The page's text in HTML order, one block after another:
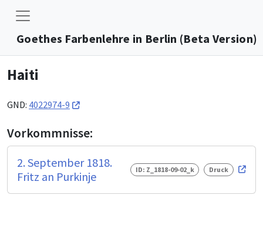
Goethes Farbenlehre in Berlin (Beta Version)
Haiti
GND: 4022974-9
Vorkommnisse:
2. September 1818.
Fritz an Purkinje
ID: Z_1818-09-02_k Druck